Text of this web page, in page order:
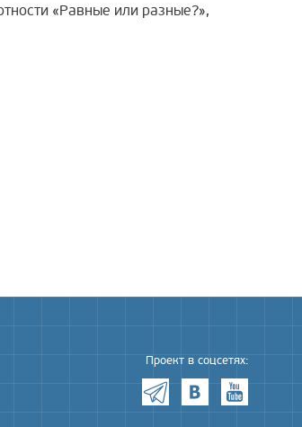
«Равные или разные?»,
Проект в соцсетях: